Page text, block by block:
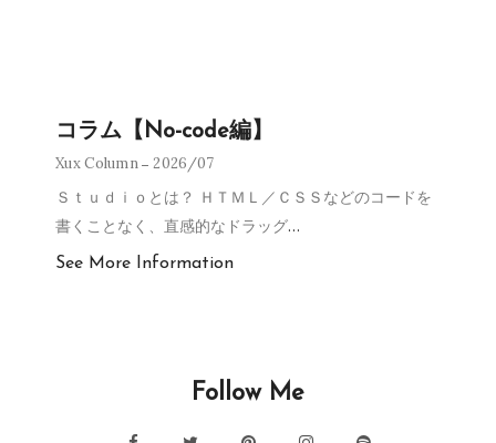
コラム【No-code編】
Xux Column 2026/07
Ｓｔｕｄｉｏとは？ ＨＴＭＬ／ＣＳＳなどのコードを
書くことなく、直感的なドラッグ…
See More Information
Follow Me